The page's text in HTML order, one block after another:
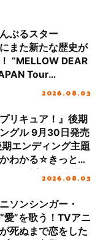
んぶるスター
また新たな歴史が
“MELLOW DEAR
Tour
to meet YOU
2026.08.03
プリキュア！』後期
グル 9月30日発売
エンディング主題
わかる☆きっとあ
イズ先行配信開
2026.08.03
ソンシンガー・
愛”を歌う！TVアニ
死ぬまで恋をした